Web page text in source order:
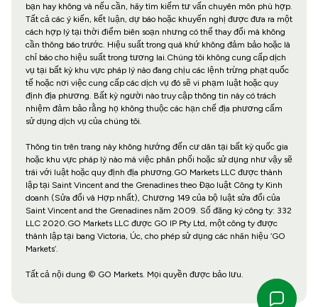
bạn hay không và nếu cần, hãy tìm kiếm tư vấn chuyên môn phù hợp.
Tất cả các ý kiến, kết luận, dự báo hoặc khuyến nghị được đưa ra một
cách hợp lý tại thời điểm biên soạn nhưng có thể thay đổi mà không
cần thông báo trước. Hiệu suất trong quá khứ không đảm bảo hoặc là
chỉ báo cho hiệu suất trong tương lai.Chúng tôi không cung cấp dịch
vụ tại bất kỳ khu vực pháp lý nào đang chịu các lệnh trừng phạt quốc
tế hoặc nơi việc cung cấp các dịch vụ đó sẽ vi phạm luật hoặc quy
định địa phương. Bất kỳ người nào truy cập thông tin này có trách
nhiệm đảm bảo rằng họ không thuộc các hạn chế địa phương cấm
sử dụng dịch vụ của chúng tôi.
Thông tin trên trang này không hướng đến cư dân tại bất kỳ quốc gia
hoặc khu vực pháp lý nào mà việc phân phối hoặc sử dụng như vậy sẽ
trái với luật hoặc quy định địa phương.GO Markets LLC được thành
lập tại Saint Vincent and the Grenadines theo Đạo luật Công ty Kinh
doanh (Sửa đổi và Hợp nhất), Chương 149 của bộ luật sửa đổi của
Saint Vincent and the Grenadines năm 2009. Số đăng ký công ty: 332
LLC 2020.GO Markets LLC được GO IP Pty Ltd, một công ty được
thành lập tại bang Victoria, Úc, cho phép sử dụng các nhãn hiệu ‘GO
Markets’.
Tất cả nội dung © GO Markets. Mọi quyền được bảo lưu.